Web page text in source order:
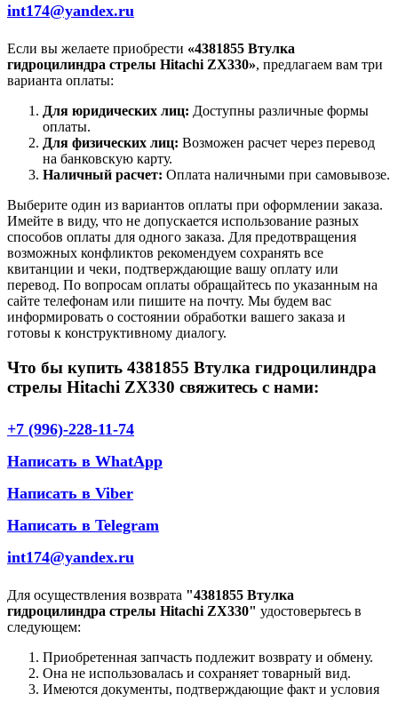
int174@yandex.ru
Если вы желаете приобрести «4381855 Втулка
гидроцилиндра стрелы Hitachi ZX330», предлагаем вам три
варианта оплаты:
Для юридических лиц: Доступны различные формы
оплаты.
Для физических лиц: Возможен расчет через перевод
на банковскую карту.
Наличный расчет: Оплата наличными при самовывозе.
Выберите один из вариантов оплаты при оформлении заказа.
Имейте в виду, что не допускается использование разных
способов оплаты для одного заказа. Для предотвращения
возможных конфликтов рекомендуем сохранять все
квитанции и чеки, подтверждающие вашу оплату или
перевод. По вопросам оплаты обращайтесь по указанным на
сайте телефонам или пишите на почту. Мы будем вас
информировать о состоянии обработки вашего заказа и
готовы к конструктивному диалогу.
Что бы купить 4381855 Втулка гидроцилиндра
стрелы Hitachi ZX330 свяжитесь с нами:
+7 (996)-228-11-74
Написать в WhatApp
Написать в Viber
Написать в Telegram
int174@yandex.ru
Для осуществления возврата "4381855 Втулка
гидроцилиндра стрелы Hitachi ZX330" удостоверьтесь в
следующем:
Приобретенная запчасть подлежит возврату и обмену.
Она не использовалась и сохраняет товарный вид.
Имеются документы, подтверждающие факт и условия